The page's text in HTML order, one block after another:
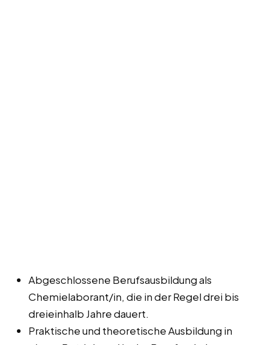
Abgeschlossene Berufsausbildung als
Chemielaborant/in, die in der Regel drei bis
dreieinhalb Jahre dauert.
Praktische und theoretische Ausbildung in